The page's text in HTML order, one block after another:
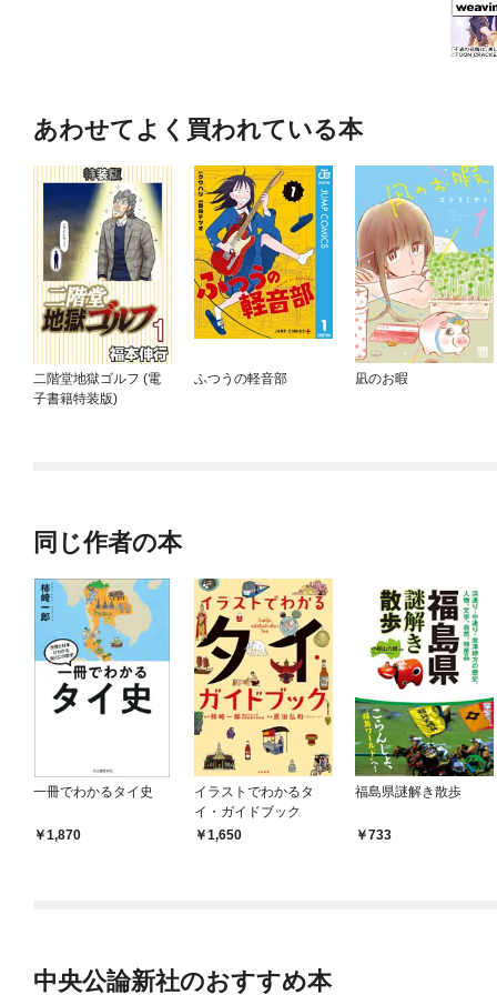
あわせてよく買われている本
二階堂地獄ゴルフ (電
子書籍特装版)
ふつうの軽音部 凪のお暇
同じ作者の本
一冊でわかるタイ史
1,870
イラストでわかるタ
イ・ガイドブック
1,650
福島県謎解き散歩
733
中央公論新社のおすすめ本